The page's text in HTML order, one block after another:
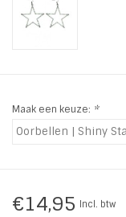
LIFESTYLE PRODUCTEN
SALE
Maak een keuze: *
€14,95 Incl. btw